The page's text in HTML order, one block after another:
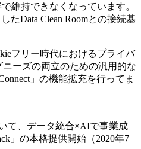
維持できなくなっています。
たData Clean Roomとの接続基
フリー時代におけるプライバ
ーズの両立のための汎用的な
」の機能拡充を行ってま
て、データ統合×AIで事業成
」の本格提供開始（2020年7